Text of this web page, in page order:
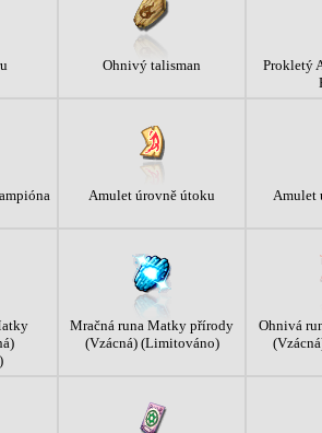
Ohnivý talisman
Prokletý
Amulet úrovně útoku Amulet
Mračná runa Matky přírody
(Vzácná) (Limitováno)
Ohnivá